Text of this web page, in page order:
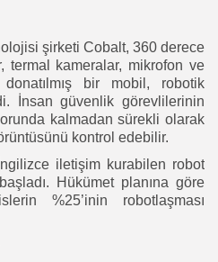
şirketi Cobalt, 360 derece
termal kameralar, mikrofon ve
bir mobil, robotik
İnsan güvenlik görevlilerinin
kalmadan sürekli olarak
kontrol edebilir.
iletişim kurabilen robot
Hükümet planına göre
%25’inin robotlaşması